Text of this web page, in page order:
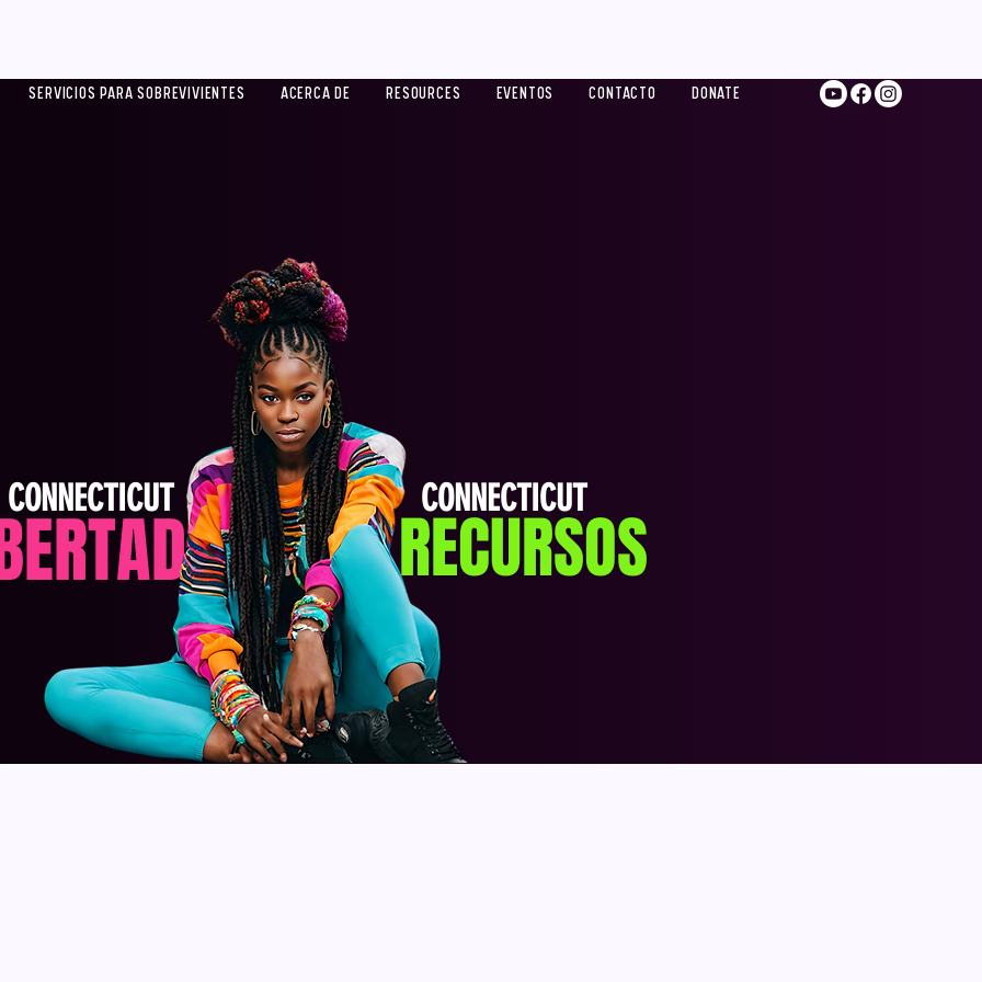
SERVICIOS PARA SOBREVIVIENTES ACERCA DE RESOURCES EVENTOS CONTACTO DONATE
CONNECTICUT
RECURSOS
CONNECTICUT